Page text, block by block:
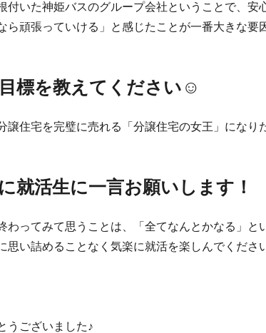
付いた神姫バスのグループ会社ということで、
ら頑張っていける」と感じたことが一番大きな要
標を教えてください☺
譲住宅を完璧に売れる「分譲住宅の女王」になり
就活生に一言お願いします！
わってみて思うことは、「全てなんとかなる」と
思い詰めることなく気楽に就活を楽しんでくださ
うございました♪